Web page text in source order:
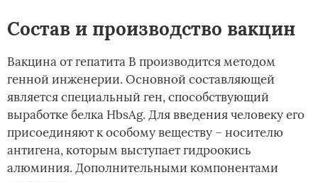
Состав и производство вакцин
Вакцина от гепатита В производится методом
генной инженерии. Основной составляющей
является специальный ген, способствующий
выработке белка HbsAg. Для введения человеку его
присоединяют к особому веществу – носителю
антигена, которым выступает гидроокись
алюминия. Дополнительными компонентами